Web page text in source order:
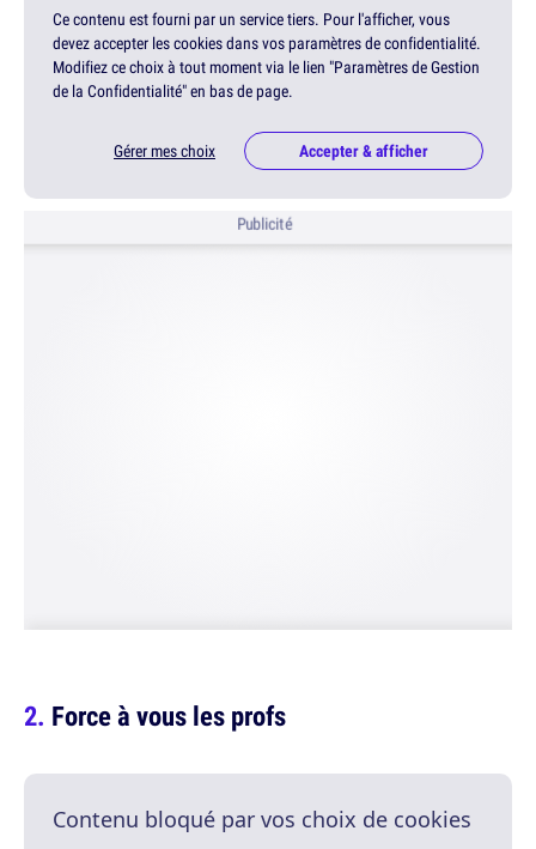
Ce contenu est fourni par un service tiers. Pour l'afficher, vous
devez accepter les cookies dans vos paramètres de confidentialité.
Modifiez ce choix à tout moment via le lien "Paramètres de Gestion
de la Confidentialité" en bas de page.
Gérer mes choix Accepter & afficher
Publicité
Force à vous les profs
Contenu bloqué par vos choix de cookies